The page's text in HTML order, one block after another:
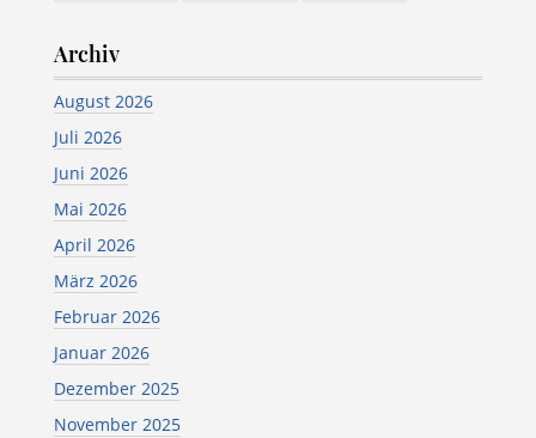
Archiv
August 2026
Juli 2026
Juni 2026
Mai 2026
April 2026
März 2026
Februar 2026
Januar 2026
Dezember 2025
November 2025